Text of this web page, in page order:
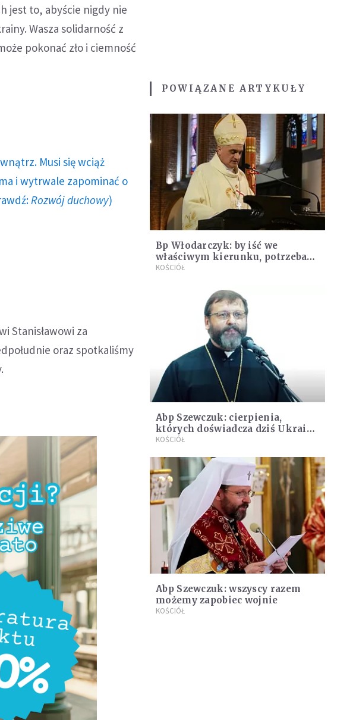
jest to, abyście nigdy nie
Wasza solidarność z
pokonać zło i ciemność
Musi się wciąż
i wytrwale zapominać o
Rozwój duchowy)
Stanisławowi za
oraz spotkaliśmy
POWIĄZANE ARTYKUŁY
Bp Włodarczyk: by iść we
właściwym kierunku, potrzeba
spotkania z tym, który jest
KOŚCIÓŁ
Abp Szewczuk: cierpienia,
których doświadcza dziś Ukraina
zmieniają świat
KOŚCIÓŁ
Abp Szewczuk: wszyscy razem
możemy zapobiec wojnie
KOŚCIÓŁ